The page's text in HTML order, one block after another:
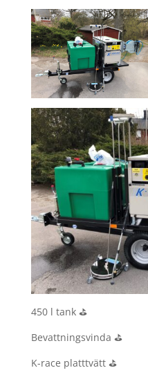
450 l tank ⛳️
Bevattningsvinda ⛳️
K-race platttvätt ⛳️